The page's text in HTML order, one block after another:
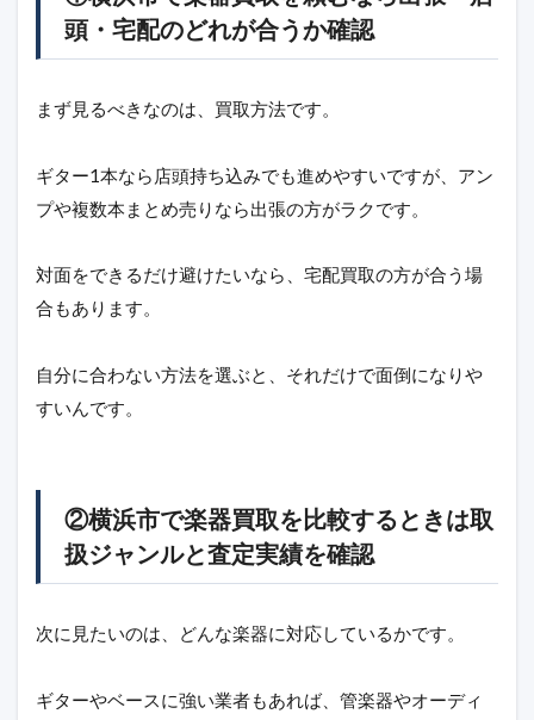
頭・宅配のどれが合うか確認
まず見るべきなのは、買取方法です。
ギター1本なら店頭持ち込みでも進めやすいですが、アン
プや複数本まとめ売りなら出張の方がラクです。
対面をできるだけ避けたいなら、宅配買取の方が合う場
合もあります。
自分に合わない方法を選ぶと、それだけで面倒になりや
すいんです。
②横浜市で楽器買取を比較するときは取
扱ジャンルと査定実績を確認
次に見たいのは、どんな楽器に対応しているかです。
ギターやベースに強い業者もあれば、管楽器やオーディ